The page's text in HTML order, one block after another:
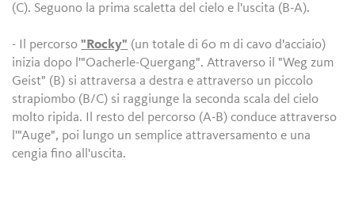
(C). Seguono la prima scaletta del cielo e l'uscita (B-A).
- Il percorso"Rocky" (un totale di 60 m di cavo d'acciaio)
inizia dopo l'"Oacherle-Quergang". Attraverso il "Weg zum
Geist" (B) si attraversa a destra e attraverso un piccolo
strapiombo (B/C) si raggiunge la seconda scala del cielo
molto ripida. Il resto del percorso (A-B) conduce attraverso
l'"Auge", poi lungo un semplice attraversamento e una
cengia fino all'uscita.